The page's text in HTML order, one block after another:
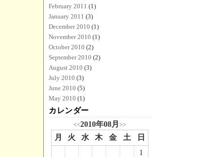
February 2011 (1)
January 2011 (3)
December 2010 (1)
November 2010 (1)
October 2010 (2)
September 2010 (2)
August 2010 (3)
July 2010 (3)
June 2010 (5)
May 2010 (1)
カレンダー
<<2010年08月 >>
月 火 水 木 金 土
日
1